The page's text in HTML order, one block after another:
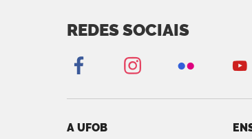
REDES SOCIAIS
A UFOB